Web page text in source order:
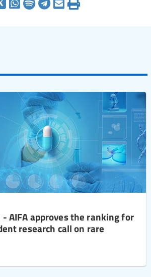
AIFA approves the ranking for
research call on rare